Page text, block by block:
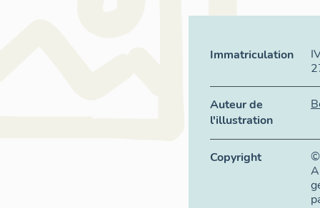
Immatriculation
Auteur de
l'illustration
Copyright
©